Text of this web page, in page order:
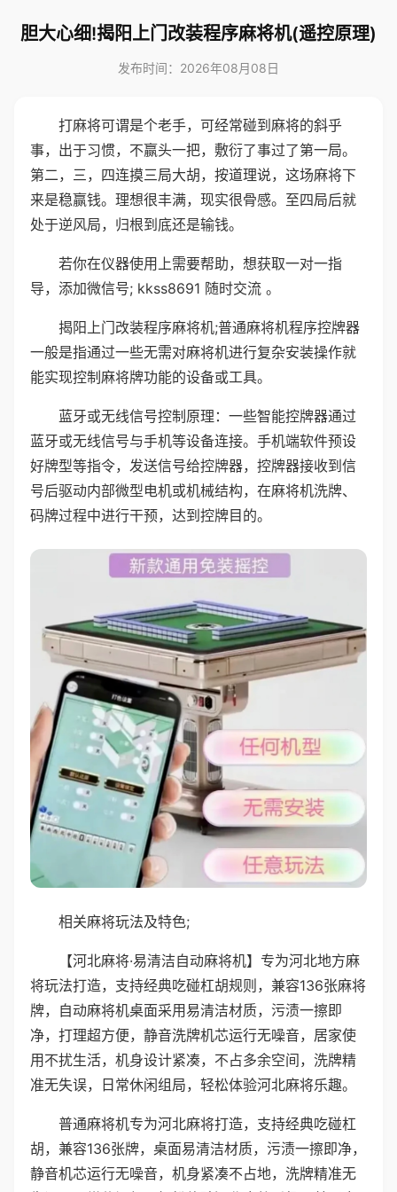
胆大心细!揭阳上门改装程序麻将机(遥控原理)
发布时间：2026年08月08日
打麻将可谓是个老手，可经常碰到麻将的斜乎
事，出于习惯，不赢头一把，敷衍了事过了第一局。
第二，三，四连摸三局大胡，按道理说，这场麻将下
来是稳赢钱。理想很丰满，现实很骨感。至四局后就
处于逆风局，归根到底还是输钱。
若你在仪器使用上需要帮助，想获取一对一指
导，添加微信号; kkss8691 随时交流 。
揭阳上门改装程序麻将机;普通麻将机程序控牌器
一般是指通过一些无需对麻将机进行复杂安装操作就
能实现控制麻将牌功能的设备或工具。
蓝牙或无线信号控制原理：一些智能控牌器通过
蓝牙或无线信号与手机等设备连接。手机端软件预设
好牌型等指令，发送信号给控牌器，控牌器接收到信
号后驱动内部微型电机或机械结构，在麻将机洗牌、
码牌过程中进行干预，达到控牌目的。
相关麻将玩法及特色;
【河北麻将·易清洁自动麻将机】专为河北地方麻
将玩法打造，支持经典吃碰杠胡规则，兼容136张麻将
牌，自动麻将机桌面采用易清洁材质，污渍一擦即
净，打理超方便，静音洗牌机芯运行无噪音，居家使
用不扰生活，机身设计紧凑，不占多余空间，洗牌精
准无失误，日常休闲组局，轻松体验河北麻将乐趣。
普通麻将机专为河北麻将打造，支持经典吃碰杠
胡，兼容136张牌，桌面易清洁材质，污渍一擦即净，
静音机芯运行无噪音，机身紧凑不占地，洗牌精准无